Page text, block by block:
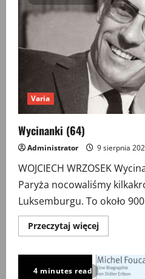
Varia
Wycinanki (64)
Administrator 9 sierpnia
WOJCIECH WRZOSEK
Paryża nocowaliśmy
Luksemburgu. To około
Przeczytaj więcejPrzeczytaj
więcej
(64)
4 minutes read